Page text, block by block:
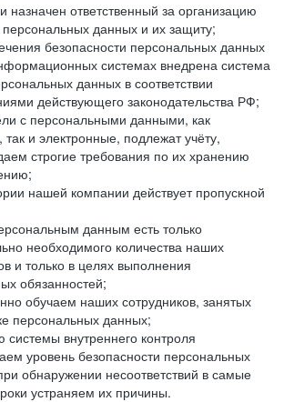
назначен ответственный за организацию
персональных данных и их защиту;
безопасности персональных данных
системах внедрена система
данных в соответствии
действующего законодательства РФ;
с персональными данными, как
и электронные, подлежат учёту,
строгие требования по их хранению
нашей компании действует пропускной
данным есть только
необходимого количества наших
и только в целях выполнения
обязанностей;
обучаем наших сотрудников, занятых
персональных данных;
внутреннего контроля
уровень безопасности персональных
обнаружении несоответствий в самые
устраняем их причины.